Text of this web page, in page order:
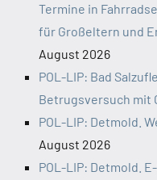
Termine in
für Großeltern und
August 2026
POL-LIP: Bad
Betrugsversuch mit
POL-LIP: Detmold.
August 2026
POL-LIP: Detmold.